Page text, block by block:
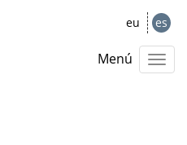
eu es
Menú